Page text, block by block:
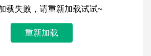
载失败，请重新加载试试~
重新加载